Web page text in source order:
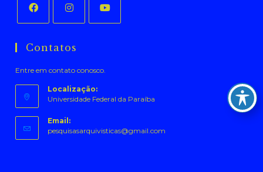
em
nova
aba
em
nova
aba
nova
aba
Contatos
Entre em contato conosco.
Localização:
Universidade Federal da Paraíba
Email:
pesquisasarquivisticas@gmail.com